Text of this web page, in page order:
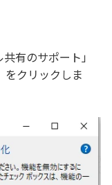
有のサポート」
をクリックしま